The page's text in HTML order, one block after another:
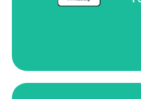
据客户项目和规格要求